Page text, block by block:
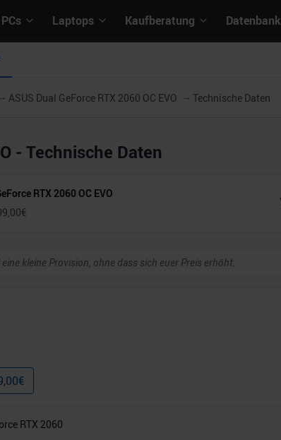
Laptops Kaufberatung Datenbank
ASUS Dual GeForce RTX 2060 OC EVO Technische Daten
- Technische Daten
RTX 2060 OC EVO
€
kleine Provision, ohne dass sich euer Preis erhöht.
€
RTX 2060